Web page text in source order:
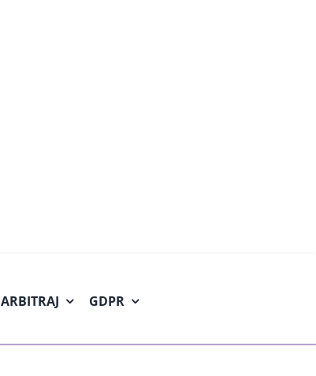
ARBITRAJ GDPR